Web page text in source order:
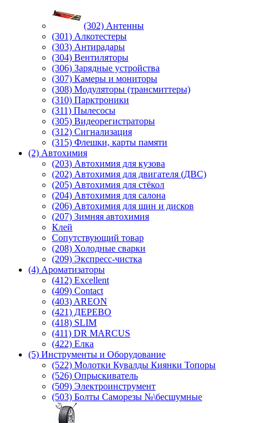
(302) Антенны
(301) Алкотестеры
(303) Антирадары
(304) Вентиляторы
(306) Зарядные устройства
(307) Камеры и мониторы
(308) Модуляторы (трансмиттеры)
(310) Парктроники
(311) Пылесосы
(305) Видеорегистраторы
(312) Сигнализация
(315) Флешки, карты памяти
(2) Автохимия
(203) Автохимия для кузова
(202) Автохимия для двигателя (ДВС)
(205) Автохимия для стёкол
(204) Автохимия для салона
(206) Автохимия для шин и дисков
(207) Зимняя автохимия
Клей
Сопутствующий товар
(208) Холодные сварки
(209) Экспреcс-чистка
(4) Ароматизаторы
(412) Excellent
(409) Contact
(403) AREON
(421) ДЕРЕВО
(418) SLIM
(411) DR MARCUS
(422) Елка
(5) Инструменты и Оборудование
(522) Молотки Кувалды Киянки Топоры
(526) Опрыскиватель
(509) Электроинструмент
(503) Болты Саморезы №\бесшумные